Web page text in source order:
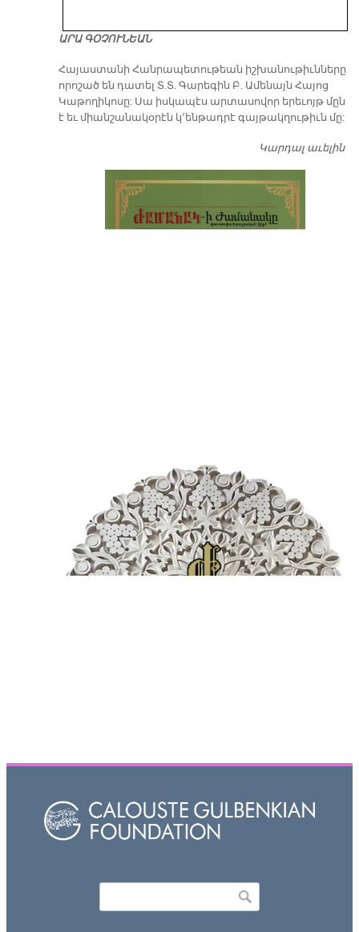
ԱՐԱ ԳՕՉՈՒՆԵԱՆ
​Հայաստանի Հանրապետութեան իշխանութիւնները
որոշած են դատել Տ.Տ. Գարեգին Բ. Ամենայն Հայոց
Կաթողիկոսը: Սա իսկապէս արտասովոր երեւոյթ մըն
է եւ միանշանակօրէն կ՚ենթադրէ գայթակղութիւն մը:
Կարդալ աւելին